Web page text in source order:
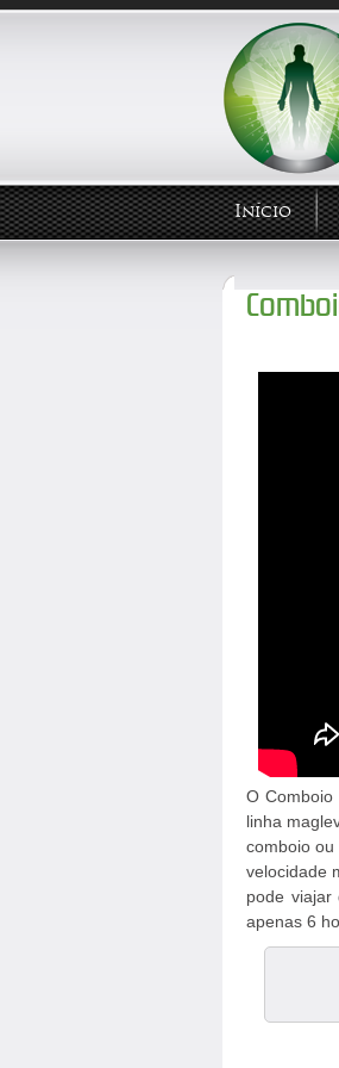
Início
O
linha
comboio
velocidade
pode viajar
apenas 6